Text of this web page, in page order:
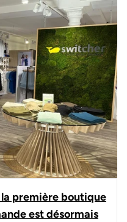
première boutique
est désormais